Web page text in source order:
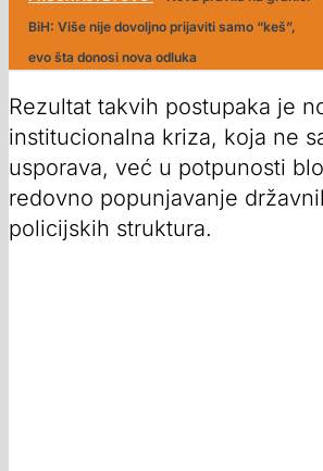
BiH: Više nije dovoljno prijaviti samo “keš”,
evo šta donosi nova odluka
Rezultat takvih postupaka je
institucionalna kriza, koja ne
usporava, već u potpunosti
redovno popunjavanje
policijskih struktura.